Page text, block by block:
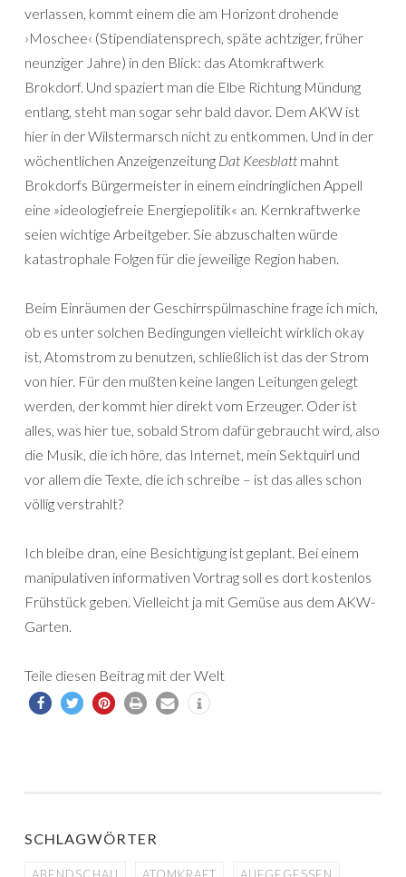
verlassen, kommt einem die am Horizont drohende
›Moschee‹ (Stipendiatensprech, späte achtziger, früher
neunziger Jahre) in den Blick: das Atomkraftwerk
Brokdorf. Und spaziert man die Elbe Richtung Mündung
entlang, steht man sogar sehr bald davor. Dem AKW ist
hier in der Wilstermarsch nicht zu entkommen. Und in der
wöchentlichen Anzeigenzeitung Dat Keesblatt mahnt
Brokdorfs Bürgermeister in einem eindringlichen Appell
eine »ideologiefreie Energiepolitik« an. Kernkraftwerke
seien wichtige Arbeitgeber. Sie abzuschalten würde
katastrophale Folgen für die jeweilige Region haben.
Beim Einräumen der Geschirrspülmaschine frage ich mich,
ob es unter solchen Bedingungen vielleicht wirklich okay
ist, Atomstrom zu benutzen, schließlich ist das der Strom
von hier. Für den mußten keine langen Leitungen gelegt
werden, der kommt hier direkt vom Erzeuger. Oder ist
alles, was hier tue, sobald Strom dafür gebraucht wird, also
die Musik, die ich höre, das Internet, mein Sektquirl und
vor allem die Texte, die ich schreibe – ist das alles schon
völlig verstrahlt?
Ich bleibe dran, eine Besichtigung ist geplant. Bei einem
manipulativen informativen Vortrag soll es dort kostenlos
Frühstück geben. Vielleicht ja mit Gemüse aus dem AKW-
Garten.
Teile diesen Beitrag mit der Welt
SCHLAGWÖRTER